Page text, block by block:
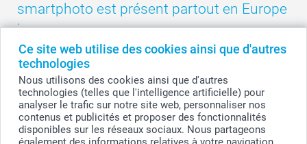
Ce site web utilise des cookies ainsi que d'autres
technologies
Nous utilisons des cookies ainsi que d'autres
technologies (telles que l'intelligence artificielle) pour
analyser le trafic sur notre site web, personnaliser nos
contenus et publicités et proposer des fonctionnalités
disponibles sur les réseaux sociaux. Nous partageons
smartphoto est présent partout en Europe
:
België - Belgique - Danmark - Deutschland - France - Ireland
- Nederland - Norge
Switzerland - Suomi - Sverige - United Kingdom
Other Countries